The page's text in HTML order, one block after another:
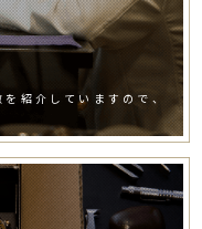
紹介していますので、